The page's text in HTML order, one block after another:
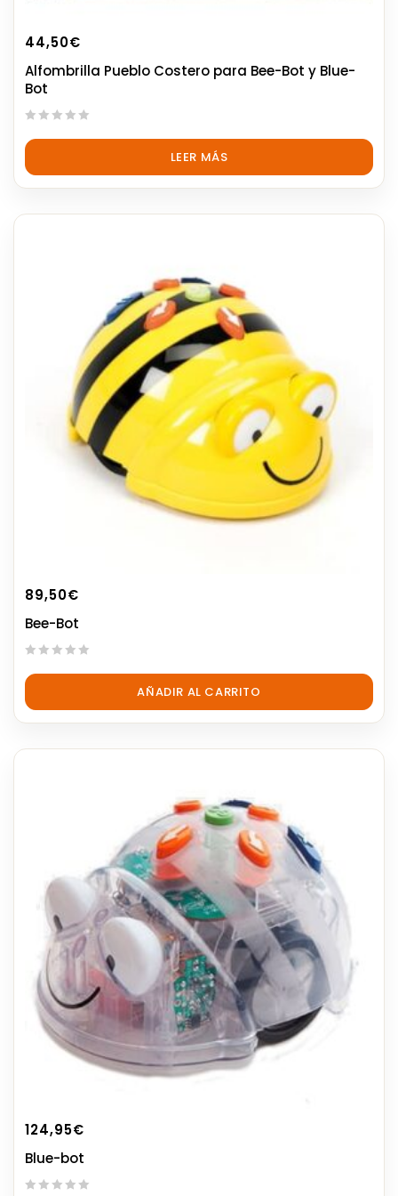
44,50€
Alfombrilla Pueblo Costero para Bee-Bot y Blue-
Bot
out
5
LEER MÁS
89,50€
Bee-Bot
out
5
AÑADIR AL CARRITO
124,95€
Blue-bot